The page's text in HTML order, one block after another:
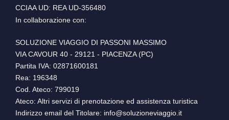
CCIAA UD: REA UD-356480
In collaborazione con:
SOLUZIONE VIAGGIO DI PASSONI MASSIMO
VIA CAVOUR 40 - 29121 - PIACENZA (PC)
Partita IVA: 02871600181
Rea: 196348
Cod. Ateco: 799019
Ateco: Altri servizi di prenotazione ed assistenza turistica
Indirizzo email del Titolare: info@soluzioneviaggio.it